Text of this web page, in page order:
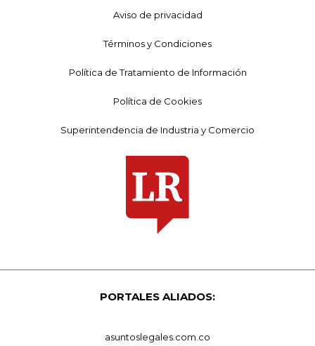
Aviso de privacidad
Términos y Condiciones
Política de Tratamiento de Información
Política de Cookies
Superintendencia de Industria y Comercio
PORTALES ALIADOS:
asuntoslegales.com.co